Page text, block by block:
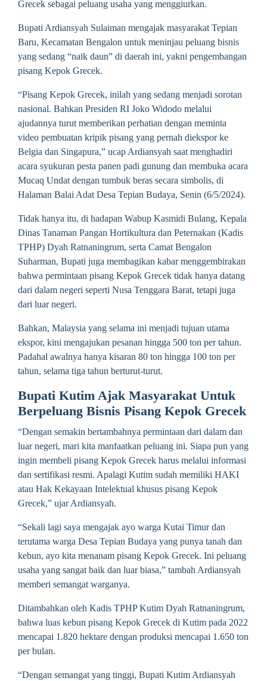
Grecek sebagai peluang usaha yang menggiurkan.
Bupati Ardiansyah Sulaiman mengajak masyarakat Tepian
Baru, Kecamatan Bengalon untuk meninjau peluang bisnis
yang sedang “naik daun” di daerah ini, yakni pengembangan
pisang Kepok Grecek.
“Pisang Kepok Grecek, inilah yang sedang menjadi sorotan
nasional. Bahkan Presiden RI Joko Widodo melalui
ajudannya turut memberikan perhatian dengan meminta
video pembuatan kripik pisang yang pernah diekspor ke
Belgia dan Singapura,” ucap Ardiansyah saat menghadiri
acara syukuran pesta panen padi gunung dan membuka acara
Mucaq Undat dengan tumbuk beras secara simbolis, di
Halaman Balai Adat Desa Tepian Budaya, Senin (6/5/2024).
Tidak hanya itu, di hadapan Wabup Kasmidi Bulang, Kepala
Dinas Tanaman Pangan Hortikultura dan Peternakan (Kadis
TPHP) Dyah Ratnaningrum, serta Camat Bengalon
Suharman, Bupati juga membagikan kabar menggembirakan
bahwa permintaan pisang Kepok Grecek tidak hanya datang
dari dalam negeri seperti Nusa Tenggara Barat, tetapi juga
dari luar negeri.
Bahkan, Malaysia yang selama ini menjadi tujuan utama
ekspor, kini mengajukan pesanan hingga 500 ton per tahun.
Padahal awalnya hanya kisaran 80 ton hingga 100 ton per
tahun, selama tiga tahun berturut-turut.
Bupati Kutim Ajak Masyarakat Untuk
Berpeluang Bisnis Pisang Kepok Grecek
“Dengan semakin bertambahnya permintaan dari dalam dan
luar negeri, mari kita manfaatkan peluang ini. Siapa pun yang
ingin membeli pisang Kepok Grecek harus melalui informasi
dan sertifikasi resmi. Apalagi Kutim sudah memiliki HAKI
atau Hak Kekayaan Intelektual khusus pisang Kepok
Grecek,” ujar Ardiansyah.
“Sekali lagi saya mengajak ayo warga Kutai Timur dan
terutama warga Desa Tepian Budaya yang punya tanah dan
kebun, ayo kita menanam pisang Kepok Grecek. Ini peluang
usaha yang sangat baik dan luar biasa,” tambah Ardiansyah
memberi semangat warganya.
Ditambahkan oleh Kadis TPHP Kutim Dyah Ratnaningrum,
bahwa luas kebun pisang Kepok Grecek di Kutim pada 2022
mencapai 1.820 hektare dengan produksi mencapai 1.650 ton
per bulan.
“Dengan semangat yang tinggi, Bupati Kutim Ardiansyah